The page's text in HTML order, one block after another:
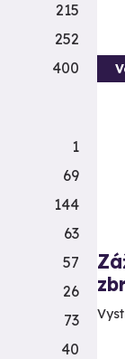
215
252
400
1
69
144
63
57
26
73
40